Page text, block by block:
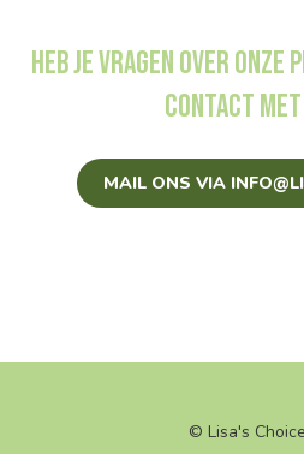
Heb je vragen over onze
contact met
MAIL ONS VIA
© Lisa's